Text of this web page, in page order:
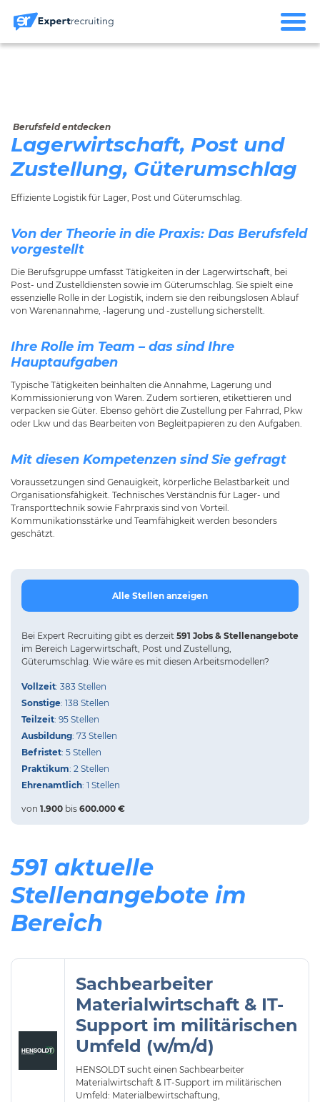
Berufsfeld entdecken
Lagerwirtschaft, Post und
Zustellung, Güterumschlag
Effiziente Logistik für Lager, Post und Güterumschlag.
Von der Theorie in die Praxis: Das Berufsfeld
vorgestellt
Die Berufsgruppe umfasst Tätigkeiten in der Lagerwirtschaft, bei
Post- und Zustelldiensten sowie im Güterumschlag. Sie spielt eine
essenzielle Rolle in der Logistik, indem sie den reibungslosen Ablauf
von Warenannahme, -lagerung und -zustellung sicherstellt.
Ihre Rolle im Team – das sind Ihre
Hauptaufgaben
Typische Tätigkeiten beinhalten die Annahme, Lagerung und
Kommissionierung von Waren. Zudem sortieren, etikettieren und
verpacken sie Güter. Ebenso gehört die Zustellung per Fahrrad, Pkw
oder Lkw und das Bearbeiten von Begleitpapieren zu den Aufgaben.
Mit diesen Kompetenzen sind Sie gefragt
Voraussetzungen sind Genauigkeit, körperliche Belastbarkeit und
Organisationsfähigkeit. Technisches Verständnis für Lager- und
Transporttechnik sowie Fahrpraxis sind von Vorteil.
Kommunikationsstärke und Teamfähigkeit werden besonders
geschätzt.
Alle Stellen anzeigen
Bei Expert Recruiting gibt es derzeit 591 Jobs & Stellenangebote
im Bereich Lagerwirtschaft, Post und Zustellung,
Güterumschlag. Wie wäre es mit diesen Arbeitsmodellen?
Vollzeit: 383 Stellen
Sonstige: 138 Stellen
Teilzeit: 95 Stellen
Ausbildung: 73 Stellen
Befristet: 5 Stellen
Praktikum: 2 Stellen
Ehrenamtlich: 1 Stellen
von 1.900 bis 600.000 €
591 aktuelle
Stellenangebote im
Bereich
Sachbearbeiter
Materialwirtschaft & IT-
Support im militärischen
Umfeld (w/m/d)
HENSOLDT sucht einen Sachbearbeiter
Materialwirtschaft & IT-Support im militärischen
Umfeld: Materialbewirtschaftung,